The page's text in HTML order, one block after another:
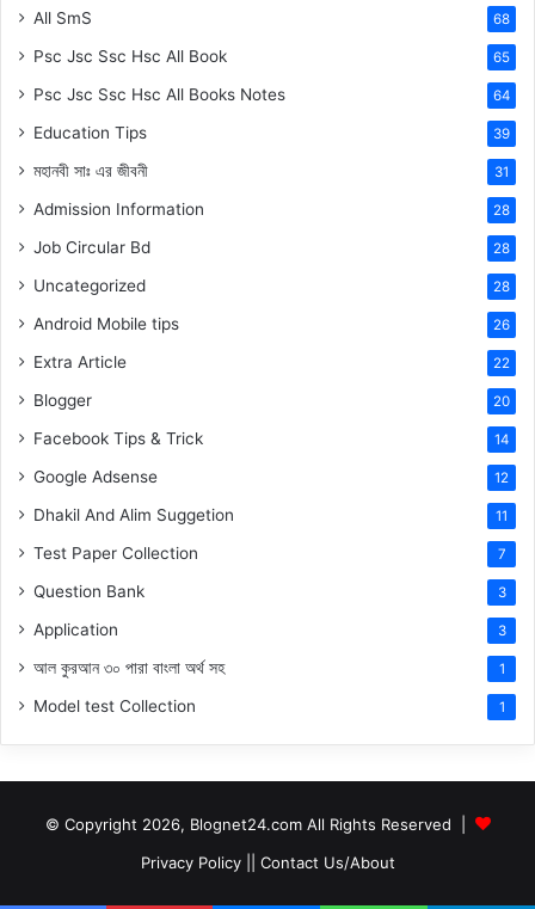
All SmS 68
Psc Jsc Ssc Hsc All Book 65
Psc Jsc Ssc Hsc All Books Notes 64
Education Tips 39
মহানবী সাঃ এর জীবনী 31
Admission Information 28
Job Circular Bd 28
Uncategorized 28
Android Mobile tips 26
Extra Article 22
Blogger 20
Facebook Tips & Trick 14
Google Adsense 12
Dhakil And Alim Suggetion 11
Test Paper Collection 7
Question Bank 3
Application 3
আল কুরআন ৩০ পারা বাংলা অর্থ সহ 1
Model test Collection 1
© Copyright 2026, Blognet24.com All Rights Reserved |
Privacy Policy|| Contact Us/About